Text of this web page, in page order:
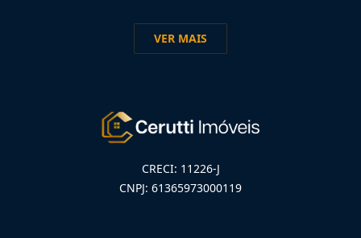
VER MAIS
CRECI: 11226-J
CNPJ: 61365973000119